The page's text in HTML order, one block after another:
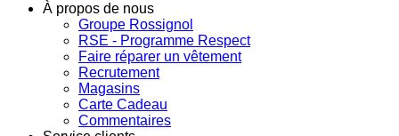
À propos de nous
Groupe Rossignol
RSE - Programme Respect
Faire réparer un vêtement
Recrutement
Magasins
Carte Cadeau
Commentaires